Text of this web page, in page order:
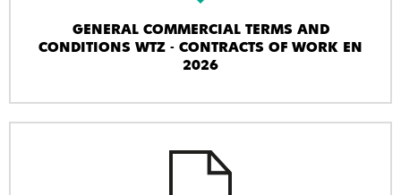
GENERAL COMMERCIAL TERMS AND
CONDITIONS WTZ - CONTRACTS OF WORK EN
2026